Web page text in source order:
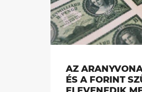
AZ
ÉS A FORINT